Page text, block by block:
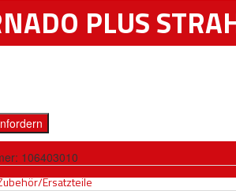
PLUS
106403010
Ersatzteile